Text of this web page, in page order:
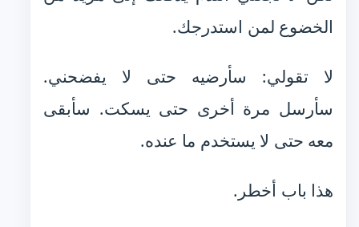
الخضوع لمن استدرجك.
لا تقولي: سأرضيه حتى لا يفضحني.
سأرسل مرة أخرى حتى يسكت. سأبقى
معه حتى لا يستخدم ما عنده.
هذا باب أخطر.